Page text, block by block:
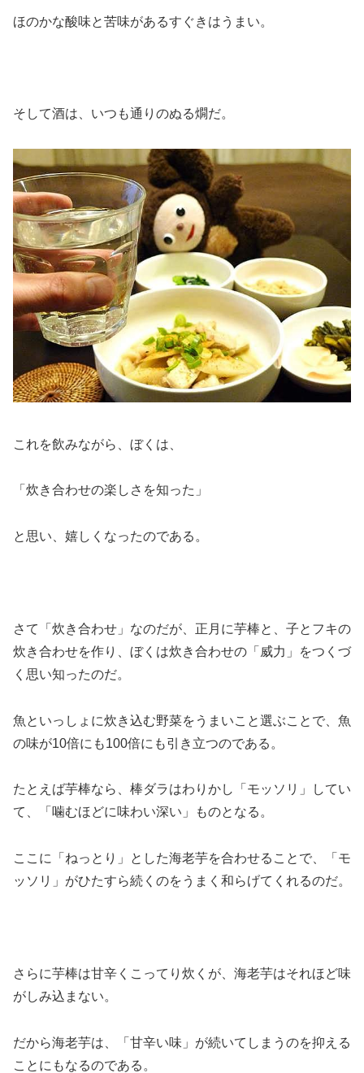
ほのかな酸味と苦味があるすぐきはうまい。
そして酒は、いつも通りのぬる燗だ。
これを飲みながら、ぼくは、
「炊き合わせの楽しさを知った」
と思い、嬉しくなったのである。
さて「炊き合わせ」なのだが、正月に芋棒と、子とフキの
炊き合わせを作り、ぼくは炊き合わせの「威力」をつくづ
く思い知ったのだ。
魚といっしょに炊き込む野菜をうまいこと選ぶことで、魚
の味が10倍にも100倍にも引き立つのである。
たとえば芋棒なら、棒ダラはわりかし「モッソリ」してい
て、「噛むほどに味わい深い」ものとなる。
ここに「ねっとり」とした海老芋を合わせることで、「モ
ッソリ」がひたすら続くのをうまく和らげてくれるのだ。
さらに芋棒は甘辛くこってり炊くが、海老芋はそれほど味
がしみ込まない。
だから海老芋は、「甘辛い味」が続いてしまうのを抑える
ことにもなるのである。